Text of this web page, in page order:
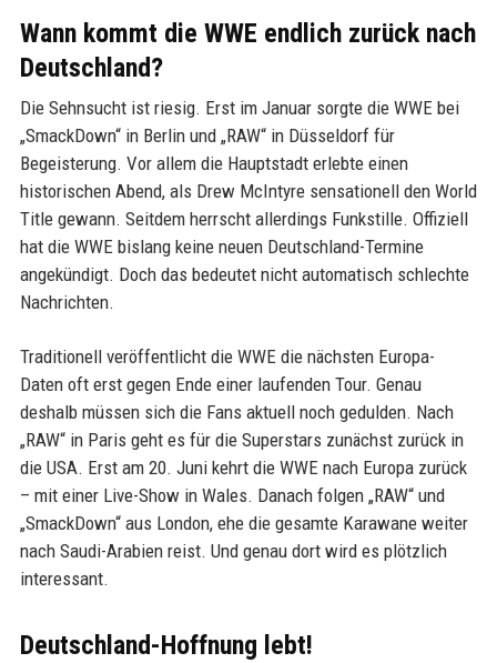
Wann kommt die WWE endlich zurück nach
Deutschland?
Die Sehnsucht ist riesig. Erst im Januar sorgte die WWE bei
„SmackDown“ in Berlin und „RAW“ in Düsseldorf für
Begeisterung. Vor allem die Hauptstadt erlebte einen
historischen Abend, als Drew McIntyre sensationell den World
Title gewann. Seitdem herrscht allerdings Funkstille. Offiziell
hat die WWE bislang keine neuen Deutschland-Termine
angekündigt. Doch das bedeutet nicht automatisch schlechte
Nachrichten.
Traditionell veröffentlicht die WWE die nächsten Europa-
Daten oft erst gegen Ende einer laufenden Tour. Genau
deshalb müssen sich die Fans aktuell noch gedulden. Nach
„RAW“ in Paris geht es für die Superstars zunächst zurück in
die USA. Erst am 20. Juni kehrt die WWE nach Europa zurück
– mit einer Live-Show in Wales. Danach folgen „RAW“ und
„SmackDown“ aus London, ehe die gesamte Karawane weiter
nach Saudi-Arabien reist. Und genau dort wird es plötzlich
interessant.
Deutschland-Hoffnung lebt!